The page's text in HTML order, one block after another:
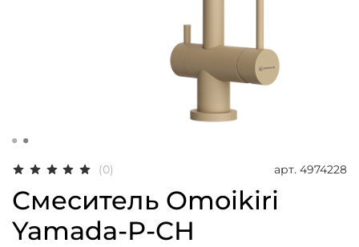
(0) арт. 4974228
Смеситель Omoikiri
Yamada-P-CH